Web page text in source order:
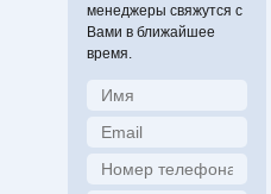
менеджеры свяжутся с
Вами в ближайшее
время.